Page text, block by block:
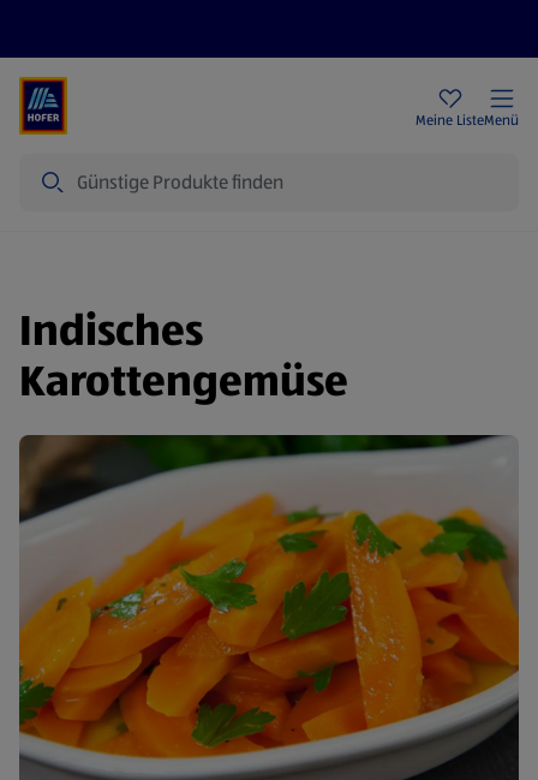
Meine ListeMenü
Indisches
Karottengemüse